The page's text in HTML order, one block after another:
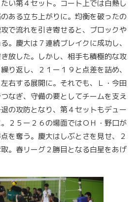
い第４セット。コート上では白熱し
ある立ち上がりに。均衡を破ったの
で流れを引き寄せると、ブロックや
。慶大は７連続ブレイクに成功し、
放した。しかし、相手も積極的な攻
り返し、２１ー１９と点差を詰め、
右する展開に。それでも、Ｌ・今田
なぎ、守備の要としてチームを支え
の攻防となり、第４セットもデュー
２５ー２６の場面ではＯＨ・野口が
を奪う。慶大はしぶとさを見せ、２
。春リーグ２勝目となる白星をあげ